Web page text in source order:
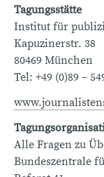
Tagungsstätte
Institut für
Kapuzinerstr. 38
80469 München
Tel: +49 (0)89 –
Alle Fragen zu
Bundeszentrale